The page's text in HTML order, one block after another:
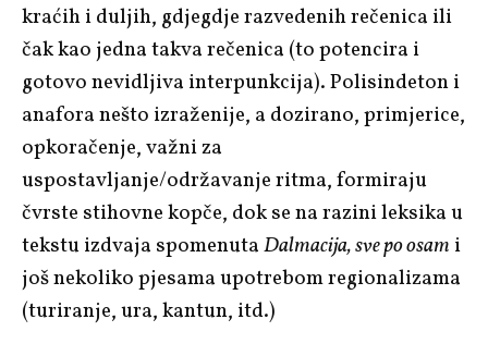
kraćih i duljih, gdjegdje razvedenih rečenica ili
čak kao jedna takva rečenica (to potencira i
gotovo nevidljiva interpunkcija). Polisindeton i
anafora nešto izraženije, a dozirano, primjerice,
opkoračenje, važni za
uspostavljanje/održavanje ritma, formiraju
čvrste stihovne kopče, dok se na razini leksika u
tekstu izdvaja spomenutaDalmacija, sve po osam i
još nekoliko pjesama upotrebom regionalizama
(turiranje, ura, kantun, itd.)